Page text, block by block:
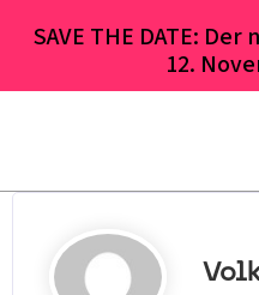
SAVE THE DATE:
12.